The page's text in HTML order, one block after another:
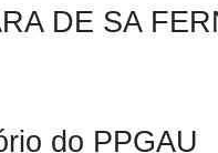
DE SA
do PPGAU